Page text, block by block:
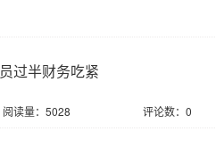
过半财务吃紧
阅读量：5028 评论数：0